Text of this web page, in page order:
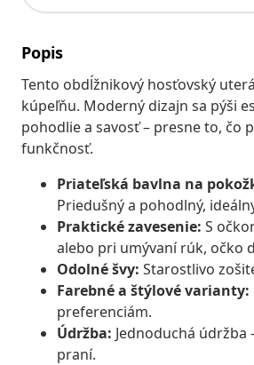
Popis
Tento obdĺžnikový hosťovský
kúpeľňu. Moderný dizajn sa pýši
pohodlie a savosť – presne to, čo
funkčnosť.
Priateľská bavlna na
Priedušný a pohodlný,
Praktické zavesenie: S
alebo pri umývaní rúk, očko
Odolné švy: Starostlivo
Farebné a štýlové varianty:
preferenciám.
Údržba: Jednoduchá
praní.